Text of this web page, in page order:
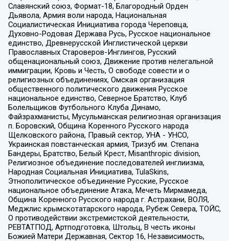
Славянский союз, Формат-18, Благородный Орден
Дьявола, Армия воли народа, Национальная
Социалистическая Инициатива города Череповца,
Духовно-Родовая Держава Русь, Русское национальное
единство, Древнерусской Инглистической церкви
Православных Староверов-Инглингов, Русский
общенациональный союз, Движение против нелегальной
иммиграции, Кровь и Честь, О свободе совести и о
религиозных объединениях, Омская организация
общественного политического движения Русское
национальное единство, Северное Братство, Клуб
Болельщиков Футбольного Клуба Динамо,
Файзрахманисты, Мусульманская религиозная организация
п. Боровский, Община Коренного Русского народа
Щелковского района, Правый сектор, УНА - УНСО,
Украинская повстанческая армия, Тризуб им. Степана
Бандеры, Братство, Белый Крест, Misanthropic division,
Религиозное объединение последователей инглиизма,
Народная Социальная Инициатива, TulaSkins,
Этнополитическое объединение Русские, Русское
национальное объединение Атака, Мечеть Мирмамеда,
Община Коренного Русского народа г. Астрахани, ВОЛЯ,
Меджлис крымскотатарского народа, Рубеж Севера, ТОЙС,
О противодействии экстремистской деятельности,
РЕВТАТПОД, Артподготовка, Штольц, В честь иконы
Божией Матери Державная, Сектор 16, Независимость,